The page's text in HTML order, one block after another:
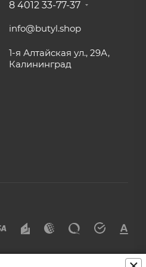
8 4012 33-77-37
info@butyl.shop
1-я Алтайская ул., 29А,
Калининград